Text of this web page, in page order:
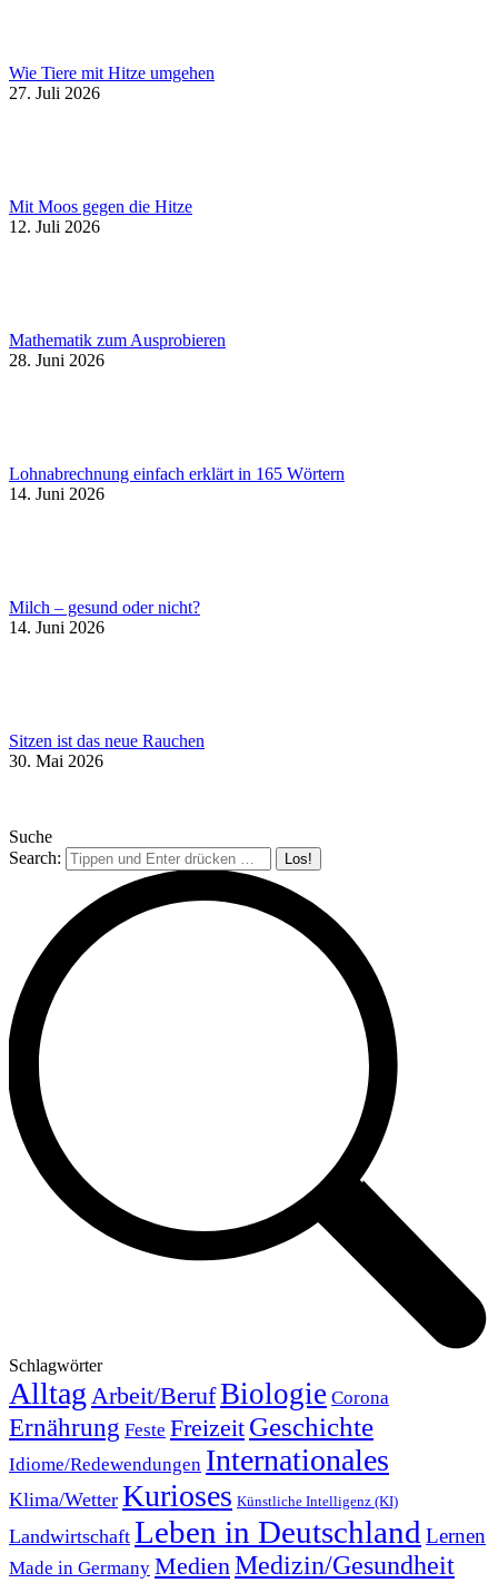
Wie Tiere mit Hitze umgehen
27. Juli 2026
Mit Moos gegen die Hitze
12. Juli 2026
Mathematik zum Ausprobieren
28. Juni 2026
Lohnabrechnung einfach erklärt in 165 Wörtern
14. Juni 2026
Milch – gesund oder nicht?
14. Juni 2026
Sitzen ist das neue Rauchen
30. Mai 2026
Suche
Search:
Schlagwörter
Alltag Arbeit/BerufBiologie Corona
Ernährung Feste Freizeit Geschichte
Idiome/Redewendungen Internationales
Klima/Wetter Kurioses Künstliche Intelligenz (KI)
Landwirtschaft Leben in Deutschland Lernen
Made in Germany Medien Medizin/Gesundheit